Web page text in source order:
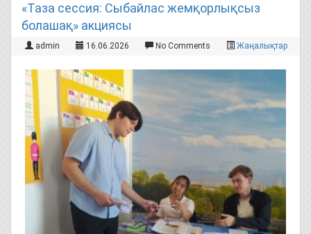
«Таза сессия: Сыбайлас жемқорлықсыз
болашақ» акциясы
admin 16.06.2026 No Comments Жаңалықтар